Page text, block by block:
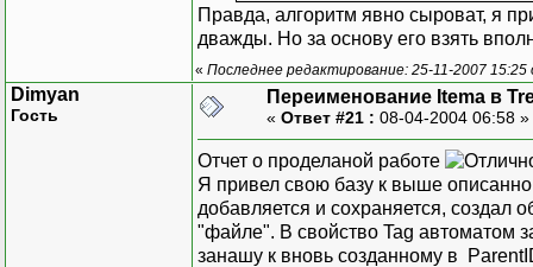
Правда, алгоритм явно сыроват, я
дважды. Но за основу его взять
« Последнее редактирование: 25-11-2007 15:25
Dimyan
Гость
Переименование Itema в
« Ответ #21 : 08-04-2004 06:58 »
Отчет о проделаной работе
Я привел свою базу к выше
добавляется и сохраняется, создал
"файле". В свойство Tag автоматом
занашу к вновь созданному в